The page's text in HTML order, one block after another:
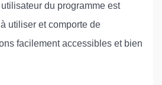
du programme est
utiliser et comporte de
facilement accessibles et bien